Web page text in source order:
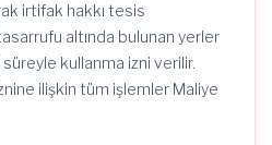
irtifak hakkı tesis
altında bulunan yerler
kullanma izni verilir.
ilişkin tüm işlemler Maliye